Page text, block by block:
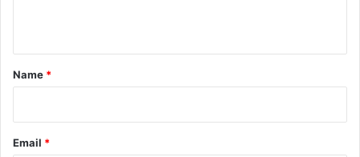
*
Name *
Email *